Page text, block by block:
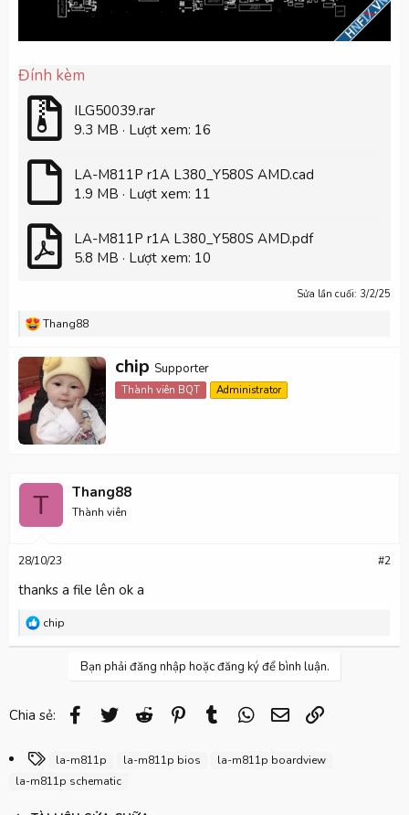
Đính kèm
ILG50039.rar
9.3 MB · Lượt xem: 16
LA-M811P r1A L380_Y580S AMD.cad
1.9 MB · Lượt xem: 11
LA-M811P r1A L380_Y580S AMD.pdf
5.8 MB · Lượt xem: 10
Sửa lần cuối: 3/2/25
R
c
t
i
o
n
s
Thang88
W
r
i
y
chip Supporter
Thành viên BQT Administrator
T Thang88
Thành viên
28/10/23 #2
thanks a file lên ok a
R
a
o
n
:
chip
Bạn phải đăng nhập hoặc đăng ký để bình luận.
Chia sẻ: Facebook
Twitter Reddit Pinterest
Tumblr WhatsApp
Email
ừ
la-m811p la-m811p bios
la-m811p boardview
la-m811p schematic